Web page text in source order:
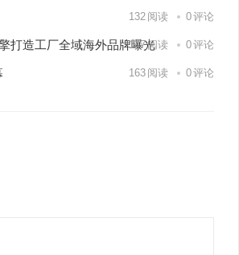
132 阅读 0评论
打造工厂全域海外品牌曝光
147阅读 0评论
163 阅读 0评论